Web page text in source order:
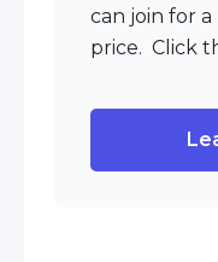
can join for a
price. Click